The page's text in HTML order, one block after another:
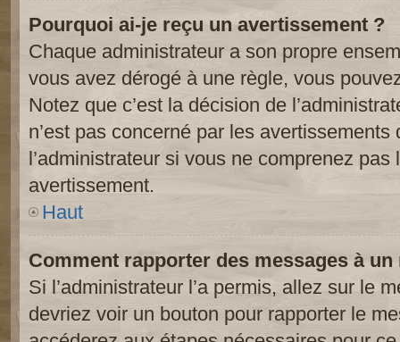
Pourquoi ai-je reçu un avertissement ?
Chaque administrateur a son propre
vous avez dérogé à une règle, vous
Notez que c’est la décision de
n’est pas concerné par les avertissements
l’administrateur si vous ne comprenez
avertissement.
Haut
Comment rapporter des messages à
Si l’administrateur l’a permis, allez sur le
devriez voir un bouton pour rapporter le